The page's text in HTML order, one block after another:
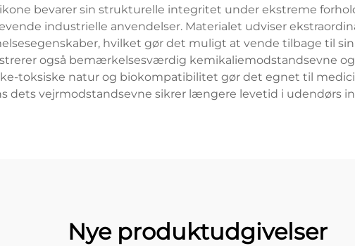
bevarer sin strukturelle integritet under ekstreme
industrielle anvendelser. Materialet udviser
hvilket gør det muligt at vende tilbage til
også bemærkelsesværdig kemikaliemodstandsevne
toksiske natur og biokompatibilitet gør det egnet til
dets vejrmodstandsevne sikrer længere levetid i udendørs
Nye produktudgivelser